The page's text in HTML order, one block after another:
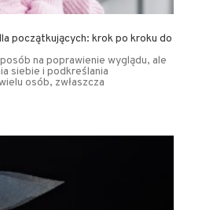
początkujących: krok po kroku do
na poprawienie wyglądu, ale
siebie i podkreślania
osób, zwłaszcza